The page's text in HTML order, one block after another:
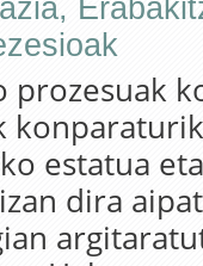
,
prozesuak
estatua
dira